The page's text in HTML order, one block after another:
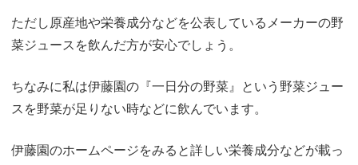
ただし原産地や栄養成分などを公表しているメーカーの野
菜ジュースを飲んだ方が安心でしょう。
ちなみに私は伊藤園の『一日分の野菜』という野菜ジュー
スを野菜が足りない時などに飲んでいます。
伊藤園のホームページをみると詳しい栄養成分などが載っ